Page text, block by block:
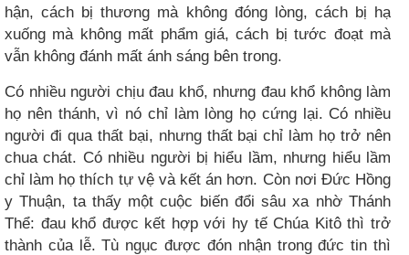
hận, cách bị thương mà không đóng lòng, cách bị hạ
xuống mà không mất phẩm giá, cách bị tước đoạt mà
vẫn không đánh mất ánh sáng bên trong.
Có nhiều người chịu đau khổ, nhưng đau khổ không làm
họ nên thánh, vì nó chỉ làm lòng họ cứng lại. Có nhiều
người đi qua thất bại, nhưng thất bại chỉ làm họ trở nên
chua chát. Có nhiều người bị hiểu lầm, nhưng hiểu lầm
chỉ làm họ thích tự vệ và kết án hơn. Còn nơi Đức Hồng
y Thuận, ta thấy một cuộc biến đổi sâu xa nhờ Thánh
Thể: đau khổ được kết hợp với hy tế Chúa Kitô thì trở
thành của lễ. Tù ngục được đón nhận trong đức tin thì